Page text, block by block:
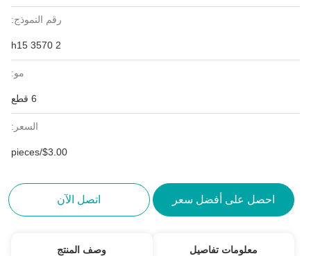
رقم النموذج:
h15 3570 2
مو:
السعر:
$3.00/pieces
احصل على أفضل سعر اتصل الآن
معلومات تفاصيل وصف المنتج